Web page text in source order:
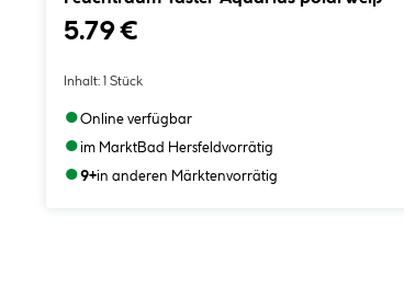
5.79 €
Inhalt: 1 Stück
●Online verfügbar
●im MarktBad Hersfeldvorrätig
●9+in anderen Märktenvorrätig